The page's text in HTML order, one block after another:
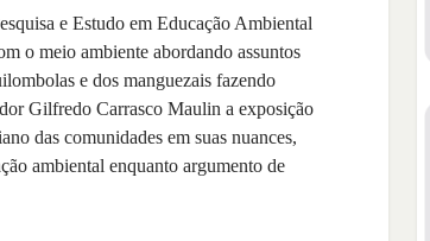
e Estudo em Educação Ambiental
o meio ambiente abordando assuntos
e dos manguezais fazendo
Gilfredo Carrasco Maulin a exposição
das comunidades em suas nuances,
ambiental enquanto argumento de